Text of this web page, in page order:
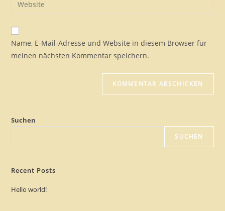
Name, E-Mail-Adresse und Website in diesem Browser für
meinen nächsten Kommentar speichern.
Suchen
SUCHEN
Recent Posts
Hello world!